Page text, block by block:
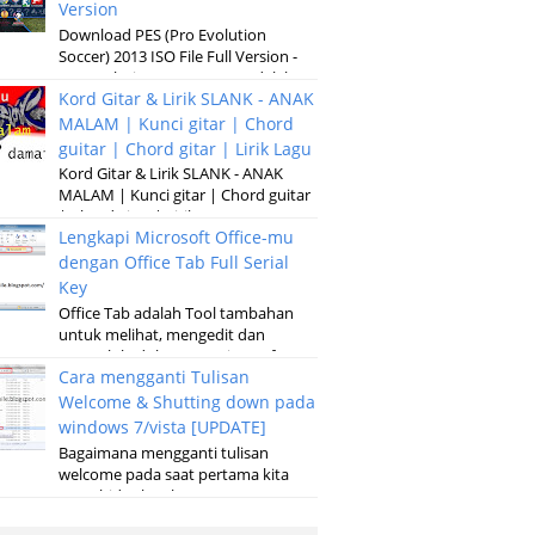
Version
Download PES (Pro Evolution
Soccer) 2013 ISO File Full Version -
Pro Evolution Soccer 2013 adalah
versi terbaru dari permainan
pertandinga...
Kord Gitar & Lirik SLANK - ANAK
MALAM | Kunci gitar | Chord
guitar | Chord gitar | Lirik Lagu
Kord Gitar & Lirik SLANK - ANAK
MALAM | Kunci gitar | Chord guitar
| Chord gitar | Lirik Lagu G D Em
Kubaru keluar malam Setelah sun...
Lengkapi Microsoft Office-mu
dengan Office Tab Full Serial
Key
Office Tab adalah Tool tambahan
untuk melihat, mengedit dan
mengelola dokumen, Microsoft
Office baik pada microsoft Word,
Excel, Powerpoint...
Cara mengganti Tulisan
Welcome & Shutting down pada
windows 7/vista [UPDATE]
Bagaimana mengganti tulisan
welcome pada saat pertama kita
menghidupkan laptop atau